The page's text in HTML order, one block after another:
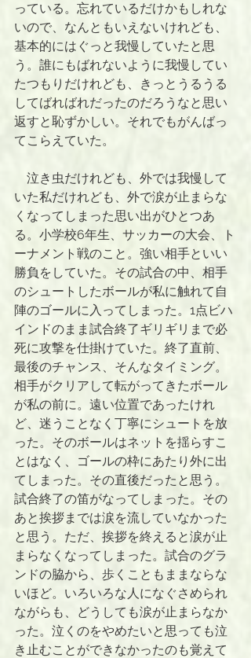
っている。忘れているだけかもしれな
いので、なんともいえないけれども、
基本的にはぐっと我慢していたと思
う。誰にもばれないように我慢してい
たつもりだけれども、きっとうるうる
してばればれだったのだろうなと思い
返すと恥ずかしい。それでもがんばっ
てこらえていた。
泣き虫だけれども、外では我慢して
いた私だけれども、外で涙が止まらな
くなってしまった思い出がひとつあ
る。小学校6年生、サッカーの大会、ト
ーナメント戦のこと。強い相手といい
勝負をしていた。その試合の中、相手
のシュートしたボールが私に触れて自
陣のゴールに入ってしまった。1点ビハ
インドのまま試合終了ギリギリまで必
死に攻撃を仕掛けていた。終了直前、
最後のチャンス、そんなタイミング。
相手がクリアして転がってきたボール
が私の前に。遠い位置であったけれ
ど、迷うことなく丁寧にシュートを放
った。そのボールはネットを揺らすこ
とはなく、ゴールの枠にあたり外に出
てしまった。その直後だったと思う。
試合終了の笛がなってしまった。その
あと挨拶までは涙を流していなかった
と思う。ただ、挨拶を終えると涙が止
まらなくなってしまった。試合のグラ
ンドの脇から、歩くこともままならな
いほど。いろいろな人になぐさめられ
ながらも、どうしても涙が止まらなか
った。泣くのをやめたいと思っても泣
き止むことができなかったのも覚えて